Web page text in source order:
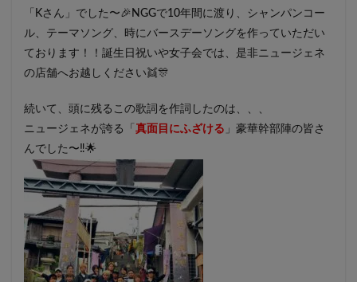
「Kさん」でした〜🎉NGGで10年間に渡り、シャンパンコー
ル、テーマソング、時にバースデーソングを作っていただい
ております！！誕生日祝いや女子会では、是非ニュージェネ
の店舗へお越しください👯🎊
続いて、頭に残るこの歌詞を作詞したのは、、、
ニュージェネが誇る「 真面目にふざける 」豪華幹部陣の皆さ
んでした〜‼🌟